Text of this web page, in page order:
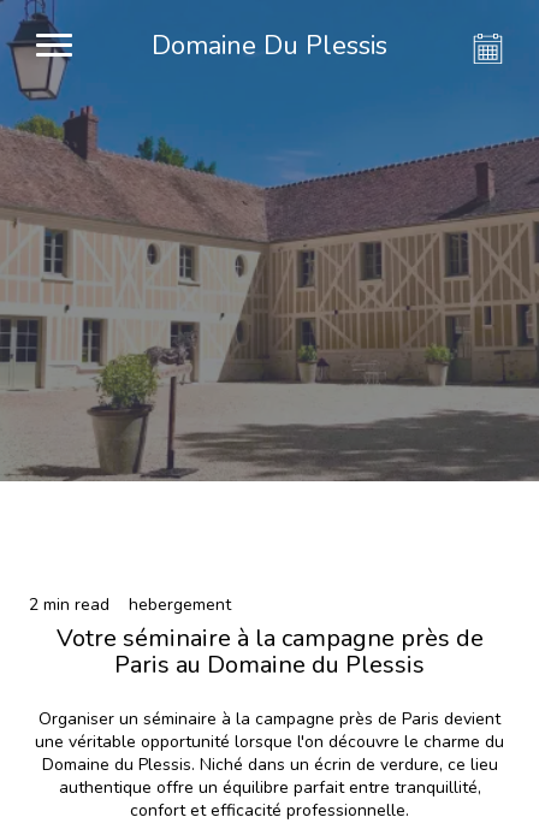
Domaine Du Plessis
2 min read hebergement
Votre séminaire à la campagne près de
Paris au Domaine du Plessis
Organiser un séminaire à la campagne près de Paris devient
une véritable opportunité lorsque l'on découvre le charme du
Domaine du Plessis. Niché dans un écrin de verdure, ce lieu
authentique offre un équilibre parfait entre tranquillité,
confort et efficacité professionnelle.